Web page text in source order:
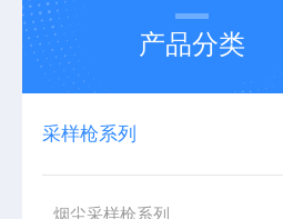
产品分类
采样枪系列
烟尘采样枪系列